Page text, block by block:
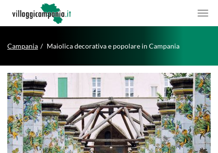
Campania Maiolica decorativa e popolare in Campania